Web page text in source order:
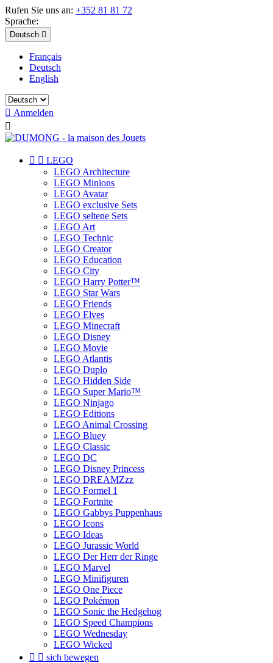
Rufen Sie uns an: +352 81 81 72
Sprache:
Deutsch 
Français
Deutsch
English
 Anmelden

  LEGO
LEGO Architecture
LEGO Minions
LEGO Avatar
LEGO exclusive Sets
LEGO seltene Sets
LEGO Art
LEGO Technic
LEGO Creator
LEGO Education
LEGO City
LEGO Harry Potter™
LEGO Star Wars
LEGO Friends
LEGO Elves
LEGO Minecraft
LEGO Disney
LEGO Movie
LEGO Atlantis
LEGO Duplo
LEGO Hidden Side
LEGO Super Mario™
LEGO Ninjago
LEGO Editions
LEGO Animal Crossing
LEGO Bluey
LEGO Classic
LEGO DC
LEGO Disney Princess
LEGO DREAMZzz
LEGO Formel 1
LEGO Fortnite
LEGO Gabbys Puppenhaus
LEGO Icons
LEGO Ideas
LEGO Jurassic World
LEGO Der Herr der Ringe
LEGO Marvel
LEGO Minifiguren
LEGO One Piece
LEGO Pokémon
LEGO Sonic the Hedgehog
LEGO Speed Champions
LEGO Wednesday
LEGO Wicked
  sich bewegen